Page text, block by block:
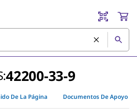
42200-33-9
De La Página Documentos De Apoyo